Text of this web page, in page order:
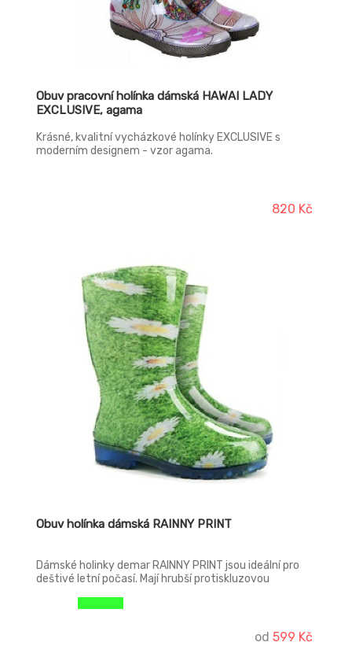
Obuv pracovní holínka dámská HAWAI LADY
EXCLUSIVE, agama
Krásné, kvalitní vycházkové holínky EXCLUSIVE s
moderním designem - vzor agama.
820 Kč
Obuv holínka dámská RAINNY PRINT
Dámské holinky demar RAINNY PRINT jsou ideální pro
deštivé letní počasí. Mají hrubší protiskluzovou
od 599 Kč